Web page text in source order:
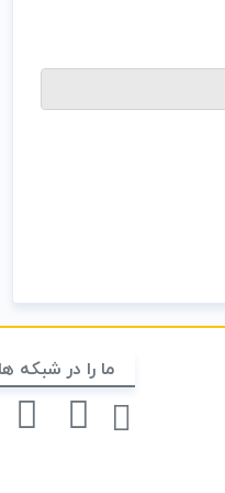
ما را در شبکه